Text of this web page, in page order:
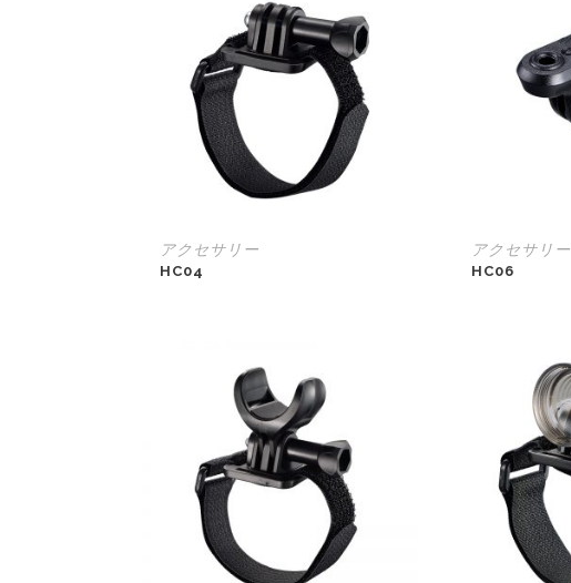
アクセサリー
HC04
アクセサリー
HC06